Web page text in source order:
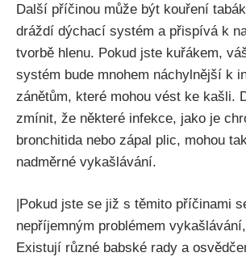
Další příčinou může být kouření
dráždí dýchací systém a přispívá k
tvorbě hlenu. ​Pokud ⁣jste kuřákem,
systém bude mnohem náchylnější k
zánětům, které mohou vést ke kašli.
zmínit,‌ že některé infekce, jako ⁢je
bronchitida nebo zápal plic, mohou
nadměrné vykašlávání.
|Pokud jste se již s ‌těmito příčinami
nepříjemným problémem
‌Existují různé babské rady a